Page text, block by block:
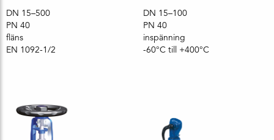
DN 15–500
PN 40
fläns
EN 1092-1/2
DN 15–100
PN 40
inspänning
-60°C till +400°C